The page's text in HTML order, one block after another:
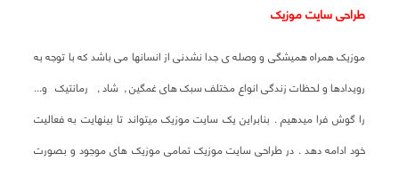
طراحی سایت موزیک
موزیک همراه همیشگی و وصله ی جدا نشدنی از انسانها می باشد که با توجه به
رویدادها و لحظات زندگی انواع مختلف سبک های غمگین , شاد , رمانتیک و...
را گوش فرا میدهیم . بنابراین یک سایت موزیک میتواند تا بینهایت به فعالیت
خود ادامه دهد . در طراحی سایت موزیک تمامی موزیک های موجود و بصورت